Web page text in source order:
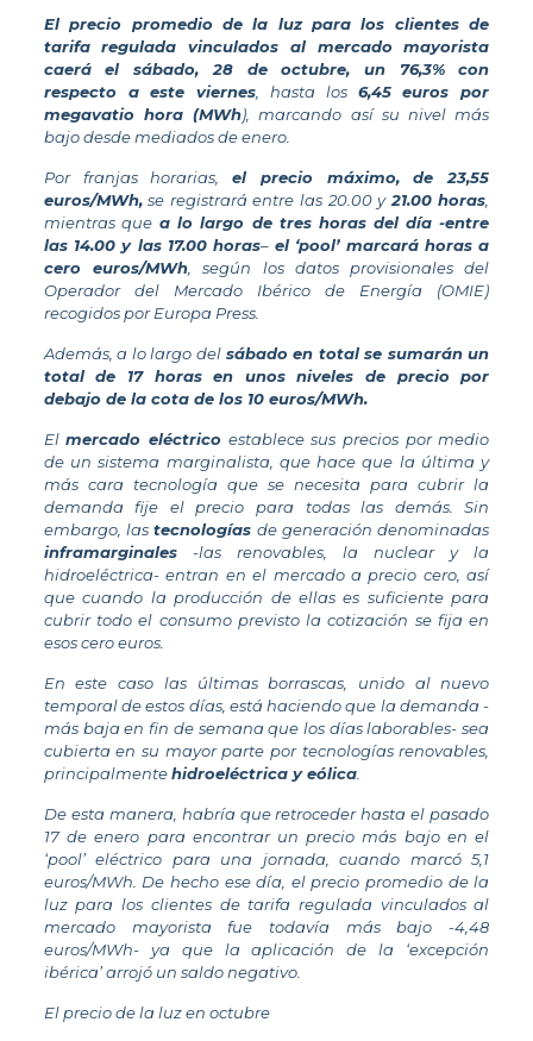
El precio promedio de la luz para los clientes de
tarifa regulada vinculados al mercado mayorista
caerá el sábado, 28 de octubre, un 76,3% con
respecto a este viernes , hasta los 6,45 euros por
megavatio hora (MWh), marcando así su nivel más
bajo desde mediados de enero.
Por franjas horarias,el precio máximo, de 23,55
euros/MWh,se registrará entre las 20.00 y 21.00 horas
mientras quea lo largo de tres horas del día -entre
las 14.00 y las 17.00 horas– el ‘pool’ marcará horas a
cero euros/MWh , según los datos provisionales del
Operador del Mercado Ibérico de Energía (OMIE)
recogidos por Europa Press.
Además, a lo largo del sábado en total se sumarán un
total de 17 horas en unos niveles de precio por
debajo de la cota de los 10 euros/MWh.
Elmercado eléctrico establece sus precios por medio
de un sistema marginalista, que hace que la última y
más cara tecnología que se necesita para cubrir la
demanda fije el precio para todas las demás. Sin
embargo, lastecnologías de generación denominadas
inframarginales-las renovables, la nuclear y la
hidroeléctrica- entran en el mercado a precio cero, así
que cuando la producción de ellas es suficiente para
cubrir todo el consumo previsto la cotización se fija en
esos cero euros.
En este caso las últimas borrascas, unido al nuevo
temporal de estos días, está haciendo que la demanda -
más baja en fin de semana que los días laborables- sea
cubierta en su mayor parte por tecnologías renovables,
principalmentehidroeléctrica y eólica.
De esta manera, habría que retroceder hasta el pasado
17 de enero para encontrar un precio más bajo en el
‘pool’ eléctrico para una jornada, cuando marcó 5,1
euros/MWh. De hecho ese día, el precio promedio de la
luz para los clientes de tarifa regulada vinculados al
mercado mayorista fue todavía más bajo -4,48
euros/MWh- ya que la aplicación de la ‘excepción
ibérica’ arrojó un saldo negativo.
El precio de la luz en octubre